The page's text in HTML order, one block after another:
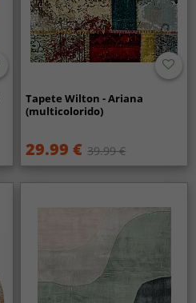
Tapete Wilton - Ariana
(multicolorido)
29.99 € 39.99 €